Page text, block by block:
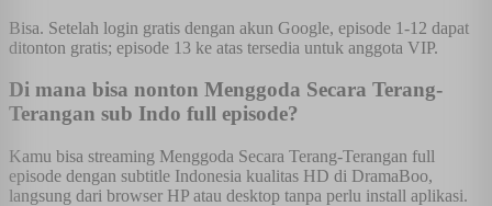
Bisa. Setelah login gratis dengan akun Google, episode 1-12 dapat
ditonton gratis; episode 13 ke atas tersedia untuk anggota VIP.
Di mana bisa nonton Menggoda Secara Terang-
Terangan sub Indo full episode?
Kamu bisa streaming Menggoda Secara Terang-Terangan full
episode dengan subtitle Indonesia kualitas HD di DramaBoo,
langsung dari browser HP atau desktop tanpa perlu install aplikasi.